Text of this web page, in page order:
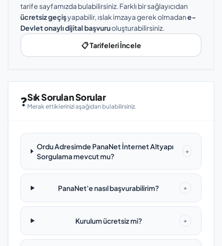
tarife sayfamızda bulabilirsiniz. Farklı bir sağlayıcıdan
ücretsiz geçişyapabilir, ıslak imzaya gerek olmadane-
Devlet onaylı dijital başvuruoluşturabilirsiniz.
📋 Tarifeleri İncele
❓Sık Sorulan Sorular
Merak ettiklerinizi aşağıdan bulabilirsiniz.
Ordu Adresimde PanaNet İnternet Altyapı
Sorgulama mevcut mu?
+
PanaNet'e nasıl başvurabilirim? +
Kurulum ücretsiz mi? +